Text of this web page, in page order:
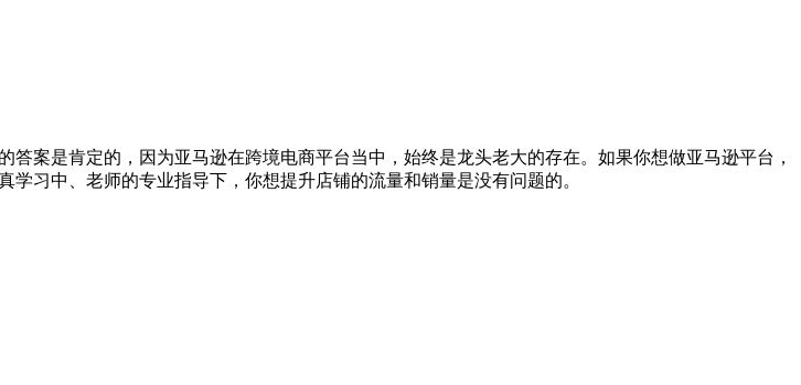
答案是肯定的，因为亚马逊在跨境电商平台当中，始终是龙头老大的存在。如果你想做亚马逊平台，
学习中、老师的专业指导下，你想提升店铺的流量和销量是没有问题的。